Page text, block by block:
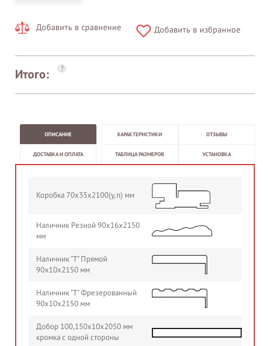
Добавить в сравнение Добавить в избранное
Итого: ?
ОПИСАНИЕ ХАРАКТЕРИСТИКИ ОТЗЫВЫ
ДОСТАВКА И ОПЛАТА ТАБЛИЦА РАЗМЕРОВ УСТАНОВКА
Коробка 70х35х2100(у,п) мм
Наличник Резной 90х16х2150
мм
Наличник "Т" Прямой
90х10х2150 мм
Наличник "Т" Фрезерованный
90х10х2150 мм
Добор 100,150х10х2050 мм
кромка с одной стороны